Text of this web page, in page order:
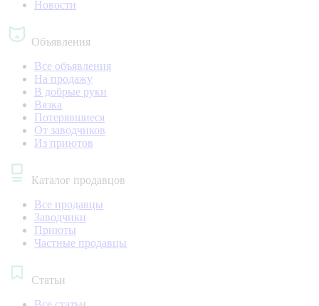
Новости
Объявления
Все объявления
На продажу
В добрые руки
Вязка
Потерявшиеся
От заводчиков
Из приютов
Каталог продавцов
Все продавцы
Заводчики
Приюты
Частные продавцы
Статьи